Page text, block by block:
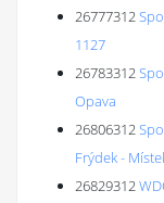
26777312
1127
26783312
Opava
26806312
Frýdek -
26829312